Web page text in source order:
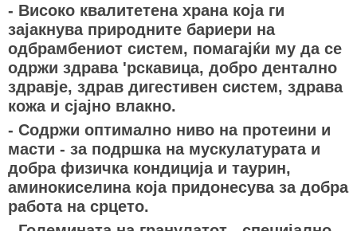
- Високо квалитетена храна која ги
зајакнува природните бариери на
одбрамбениот систем, помагајќи му да се
одржи здрава 'рскавица, добро дентално
здравје, здрав дигестивен систем, здрава
кожа и сјајно влакно.
- Содржи оптимално ниво на протеини и
масти - за подршка на мускулатурата и
добра физичка кондиција и таурин,
аминокиселина која придонесува за добра
работа на срцето.